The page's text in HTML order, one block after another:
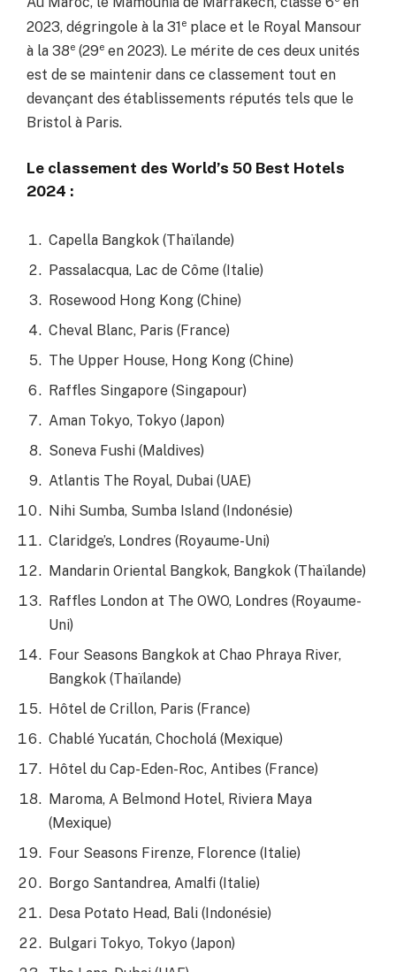
2023, dégringole à la 31e place et le Royal Mansour
à la 38e (29e en 2023). Le mérite de ces deux unités
est de se maintenir dans ce classement tout en
devançant des établissements réputés tels que le
Bristol à Paris.
Le classement des World’s 50 Best Hotels
2024 :
Capella Bangkok (Thaïlande)
Passalacqua, Lac de Côme (Italie)
Rosewood Hong Kong (Chine)
Cheval Blanc, Paris (France)
The Upper House, Hong Kong (Chine)
Raffles Singapore (Singapour)
Aman Tokyo, Tokyo (Japon)
Soneva Fushi (Maldives)
Atlantis The Royal, Dubai (UAE)
Nihi Sumba, Sumba Island (Indonésie)
Claridge’s, Londres (Royaume-Uni)
Mandarin Oriental Bangkok, Bangkok (Thaïlande)
Raffles London at The OWO, Londres (Royaume-
Uni)
Four Seasons Bangkok at Chao Phraya River,
Bangkok (Thaïlande)
Hôtel de Crillon, Paris (France)
Chablé Yucatán, Chocholá (Mexique)
Hôtel du Cap-Eden-Roc, Antibes (France)
Maroma, A Belmond Hotel, Riviera Maya
(Mexique)
Four Seasons Firenze, Florence (Italie)
Borgo Santandrea, Amalfi (Italie)
Desa Potato Head, Bali (Indonésie)
Bulgari Tokyo, Tokyo (Japon)